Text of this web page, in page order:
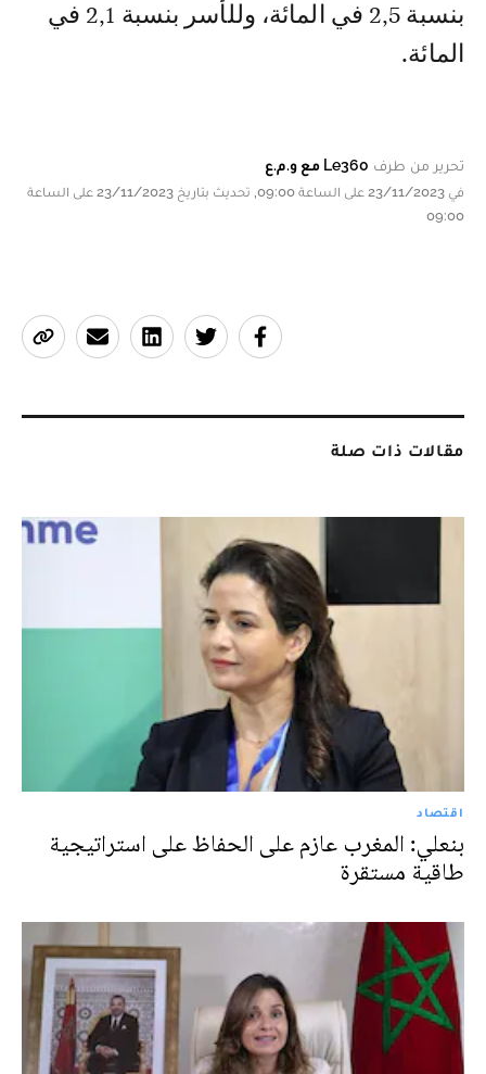
بنسبة 2,5 في المائة، وللأسر بنسبة 2,1 في
المائة.
تحرير من طرف Le360 مع و.م.ع
في 23/11/2023 على الساعة 09:00, تحديث بتاريخ 23/11/2023 على الساعة
09:00
مقالات ذات صلة
اقتصاد
بنعلي: المغرب عازم على الحفاظ على استراتيجية
طاقية مستقرة